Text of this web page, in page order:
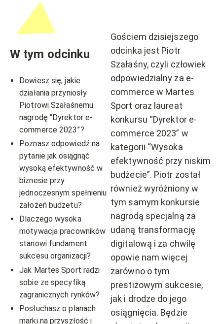
W tym odcinku
Dowiesz się, jakie
działania przyniosły
Piotrowi Szałaśnemu
nagrodę “Dyrektor e-
commerce 2023”?
Poznasz odpowiedź na
pytanie jak osiągnąć
wysoką efektywność w
biznesie przy
jednoczesnym spełnieniu
założeń budżetu?
Dlaczego wysoka
motywacja pracowników
stanowi fundament
sukcesu organizacji?
Jak Martes Sport radzi
sobie ze specyfiką
zagranicznych rynków?
Posłuchasz o planach
marki na przyszłość i
Gościem dzisiejszego
odcinka jest Piotr
Szałaśny, czyli człowiek
odpowiedzialny za e-
commerce w Martes
Sport oraz laureat
konkursu “Dyrektor e-
commerce 2023” w
kategorii “Wysoka
efektywność przy niskim
budżecie”. Piotr został
również wyróżniony w
tym samym konkursie
nagrodą specjalną za
udaną transformację
digitalową i za chwilę
opowie nam więcej
zarówno o tym
prestiżowym sukcesie,
jak i drodze do jego
osiągnięcia. Będzie